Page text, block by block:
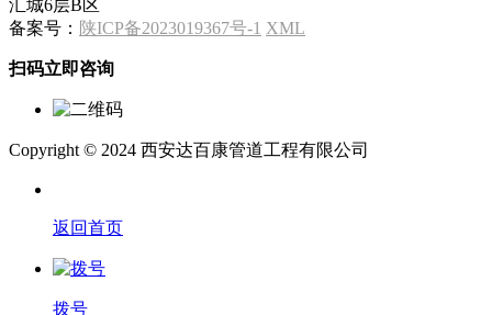
汇城6层B区
备案号： 陕ICP备2023019367号-1 XML
扫码立即咨询
Copyright © 2024 西安达百康管道工程有限公司
返回首页
拨号